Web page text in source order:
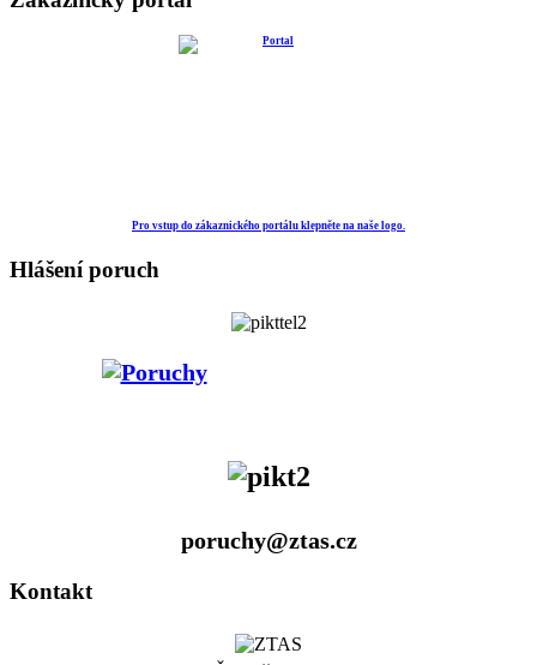
Pro vstup do zákaznického portálu klepněte na naše logo.
Hlášení poruch
poruchy@ztas.cz
Kontakt